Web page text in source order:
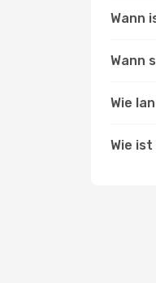
Wann
Wann
Wie
Wie